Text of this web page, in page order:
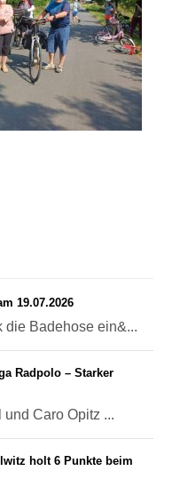
19.07.2026
die Badehose ein&...
Radpolo – Starker
Caro Opitz ...
holt 6 Punkte beim